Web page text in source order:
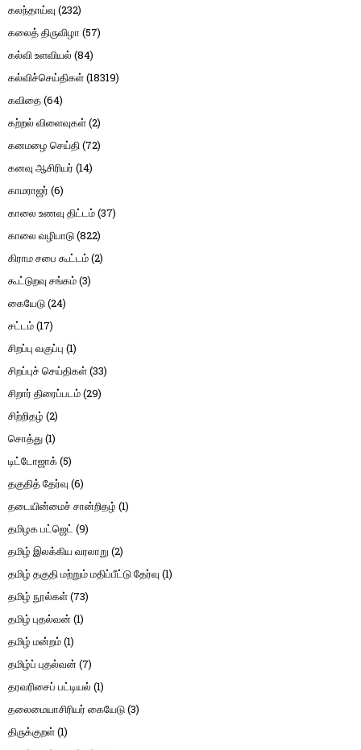
கலந்தாய்வு (232)
கலைத் திருவிழா (57)
கல்வி உளவியல் (84)
கல்விச்செய்திகள்(18319)
கவிதை(64)
கற்றல் விளைவுகள்(2)
கனமழை செய்தி(72)
கனவு ஆசிரியர் (14)
காமராஜர் (6)
காலை உணவு திட்டம்(37)
காலை வழிபாடு(822)
கிராம சபை கூட்டம்(2)
கூட்டுறவு சங்கம்(3)
கையேடு(24)
சட்டம்(17)
சிறப்பு வகுப்பு (1)
சிறப்புச் செய்திகள்(33)
சிறார் திரைப்படம்(29)
சிற்றிதழ் (2)
சொத்து(1)
டிட்டோஜாக்(5)
தகுதித் தேர்வு (6)
தடையின்மைச் சான்றிதழ் (1)
தமிழக பட்ஜெட் (9)
தமிழ் இலக்கிய வரலாறு (2)
தமிழ் தகுதி மற்றும் மதிப்பீட்டு தேர்வு (1)
தமிழ் நூல்கள்(73)
தமிழ் புதல்வன் (1)
தமிழ் மன்றம்(1)
தமிழ்ப் புதல்வன் (7)
தரவரிசைப் பட்டியல் (1)
தலைமையாசிரியர் கையேடு(3)
திருக்குறள்(1)